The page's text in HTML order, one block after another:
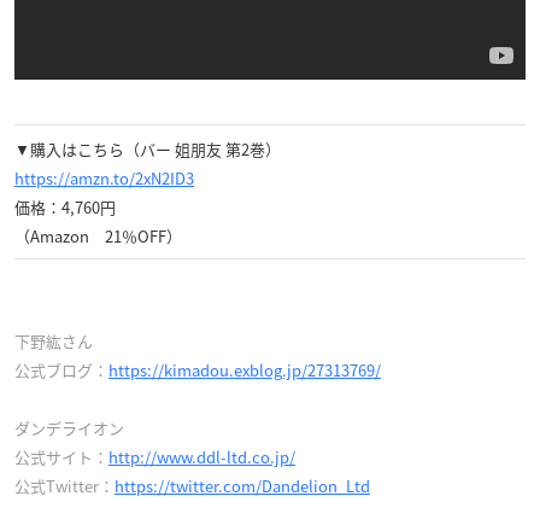
▼購入はこちら（バー 姐朋友 第2巻）
https://amzn.to/2xN2ID3
価格：4,760円
（Amazon 21％OFF）
下野紘さん
公式ブログ： https://kimadou.exblog.jp/27313769/
ダンデライオン
公式サイト： http://www.ddl-ltd.co.jp/
公式Twitter： https://twitter.com/Dandelion_Ltd